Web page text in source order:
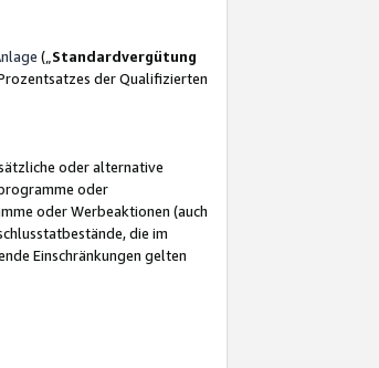
(„ Standardvergütung
der Qualifizierten
oder alternative
oder
oder Werbeaktionen (auch
die im
Einschränkungen gelten